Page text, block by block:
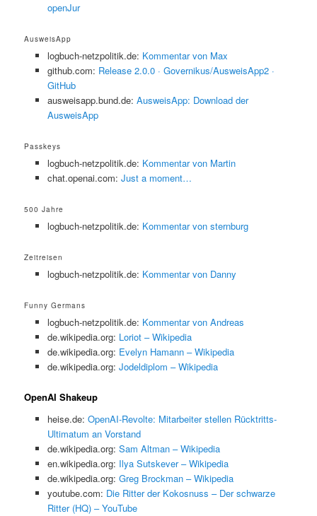
openJur
AusweisApp
logbuch-netzpolitik.de: Kommentar von Max
github.com: Release 2.0.0 · Governikus/AusweisApp2 ·
GitHub
ausweisapp.bund.de: AusweisApp: Download der
AusweisApp
Passkeys
logbuch-netzpolitik.de: Kommentar von Martin
chat.openai.com: Just a moment…
500 Jahre
logbuch-netzpolitik.de: Kommentar von sternburg
Zeitreisen
logbuch-netzpolitik.de: Kommentar von Danny
Funny Germans
logbuch-netzpolitik.de: Kommentar von Andreas
de.wikipedia.org: Loriot – Wikipedia
de.wikipedia.org: Evelyn Hamann – Wikipedia
de.wikipedia.org: Jodeldiplom – Wikipedia
OpenAI Shakeup
heise.de: OpenAI-Revolte: Mitarbeiter stellen Rücktritts-
Ultimatum an Vorstand
de.wikipedia.org: Sam Altman – Wikipedia
en.wikipedia.org: Ilya Sutskever – Wikipedia
de.wikipedia.org: Greg Brockman – Wikipedia
youtube.com: Die Ritter der Kokosnuss – Der schwarze
Ritter (HQ) – YouTube